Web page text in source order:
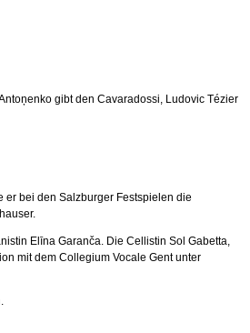
gibt den Cavaradossi, Ludovic Tézier
er bei den Salzburger Festspielen die
Elīna Garanča. Die Cellistin Sol Gabetta,
mit dem Collegium Vocale Gent unter